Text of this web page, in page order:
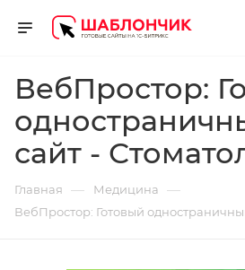
ВебПростор:
сайт -
Главная — Медицина —
ВебПростор: Готовый